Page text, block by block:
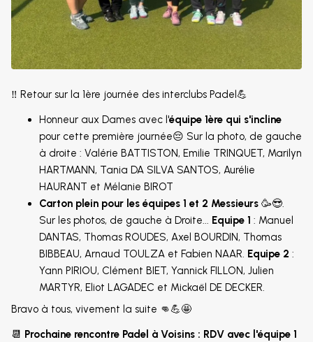
‼️ Retour sur la 1ère journée des interclubs Padel💪
Honneur aux Dames avec l'équipe 1ère qui s'incline
pour cette première journée😔 Sur la photo, de gauche
à droite : Valérie BATTISTON, Emilie TRINQUET, Marilyn
HARTMANN, Tania DA SILVA SANTOS, Aurélie
HAURANT et Mélanie BIROT
Carton plein pour les équipes 1 et 2 Messieurs 🥳😎.
Sur les photos, de gauche à Droite... Equipe 1 : Manuel
DANTAS, Thomas ROUDES, Axel BOURDIN, Thomas
BIBBEAU, Arnaud TOULZA et Fabien NAAR. Equipe 2 :
Yann PIRIOU, Clément BIET, Yannick FILLON, Julien
MARTYR, Eliot LAGADEC et Mickaël DE DECKER.
Bravo à tous, vivement la suite 👊💪🤩
📆 Prochaine rencontre Padel à Voisins : RDV avec l'équipe 1